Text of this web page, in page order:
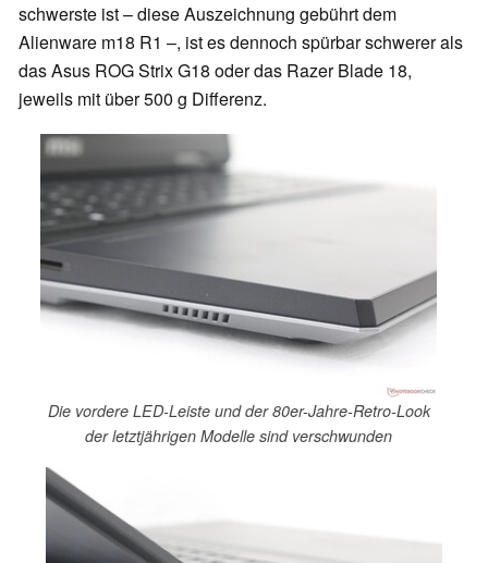
schwerste ist – diese Auszeichnung gebührt dem
Alienware m18 R1 –, ist es dennoch spürbar schwerer als
das Asus ROG Strix G18 oder das Razer Blade 18,
jeweils mit über 500 g Differenz.
Die vordere LED-Leiste und der 80er-Jahre-Retro-Look
der letztjährigen Modelle sind verschwunden